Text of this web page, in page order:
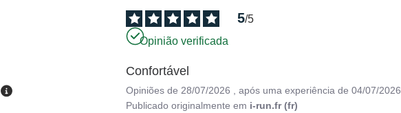
5/5
Opinião verificada
Confortável
Opiniões de 28/07/2026 , após uma experiência de04/07/2026
Publicado originalmente em i-run.fr (fr)